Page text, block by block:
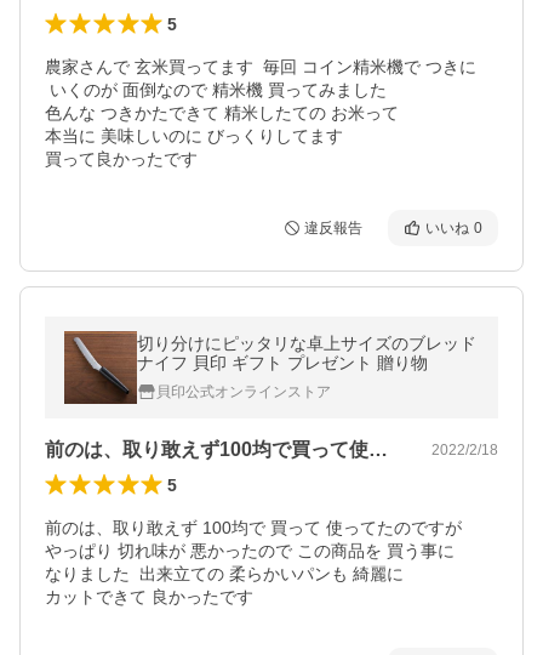
5
農家さんで 玄米買ってます  毎回 コイン精米機で つきに
色んな つきかたできて 精米したての お米って
本当に 美味しいのに びっくりしてます
買って良かったです
違反報告 いいね 0
切り分けにピッタリな卓上サイズのブレッド
ナイフ 貝印 ギフト プレゼント 贈り物
貝印公式オンラインストア
前のは、取り敢えず100均で買って使っ… 2022/2/18
5
前のは、取り敢えず 100均で 買って 使ってたのですが
やっぱり 切れ味が 悪かったので この商品を 買う事に
なりました  出来立ての 柔らかいパンも 綺麗に